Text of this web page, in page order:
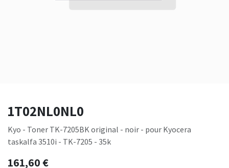
1T02NL0NL0
Kyo - Toner TK-7205BK original - noir - pour Kyocera
taskalfa 3510i - TK-7205 - 35k
161,60€